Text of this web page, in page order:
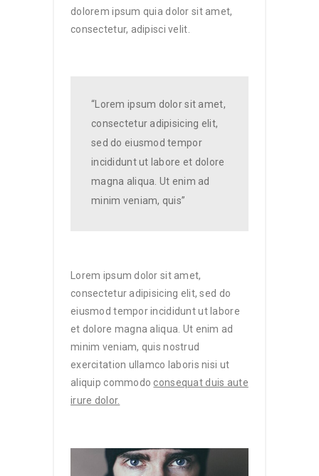
dolorem ipsum quia dolor sit amet,
consectetur, adipisci velit.
“Lorem ipsum dolor sit amet,
consectetur adipisicing elit,
sed do eiusmod tempor
incididunt ut labore et dolore
magna aliqua. Ut enim ad
minim veniam, quis”
Lorem ipsum dolor sit amet,
consectetur adipisicing elit, sed do
eiusmod tempor incididunt ut labore
et dolore magna aliqua. Ut enim ad
minim veniam, quis nostrud
exercitation ullamco laboris nisi ut
aliquip commodo consequat duis aute
irure dolor.